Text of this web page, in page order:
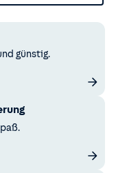
günstig.